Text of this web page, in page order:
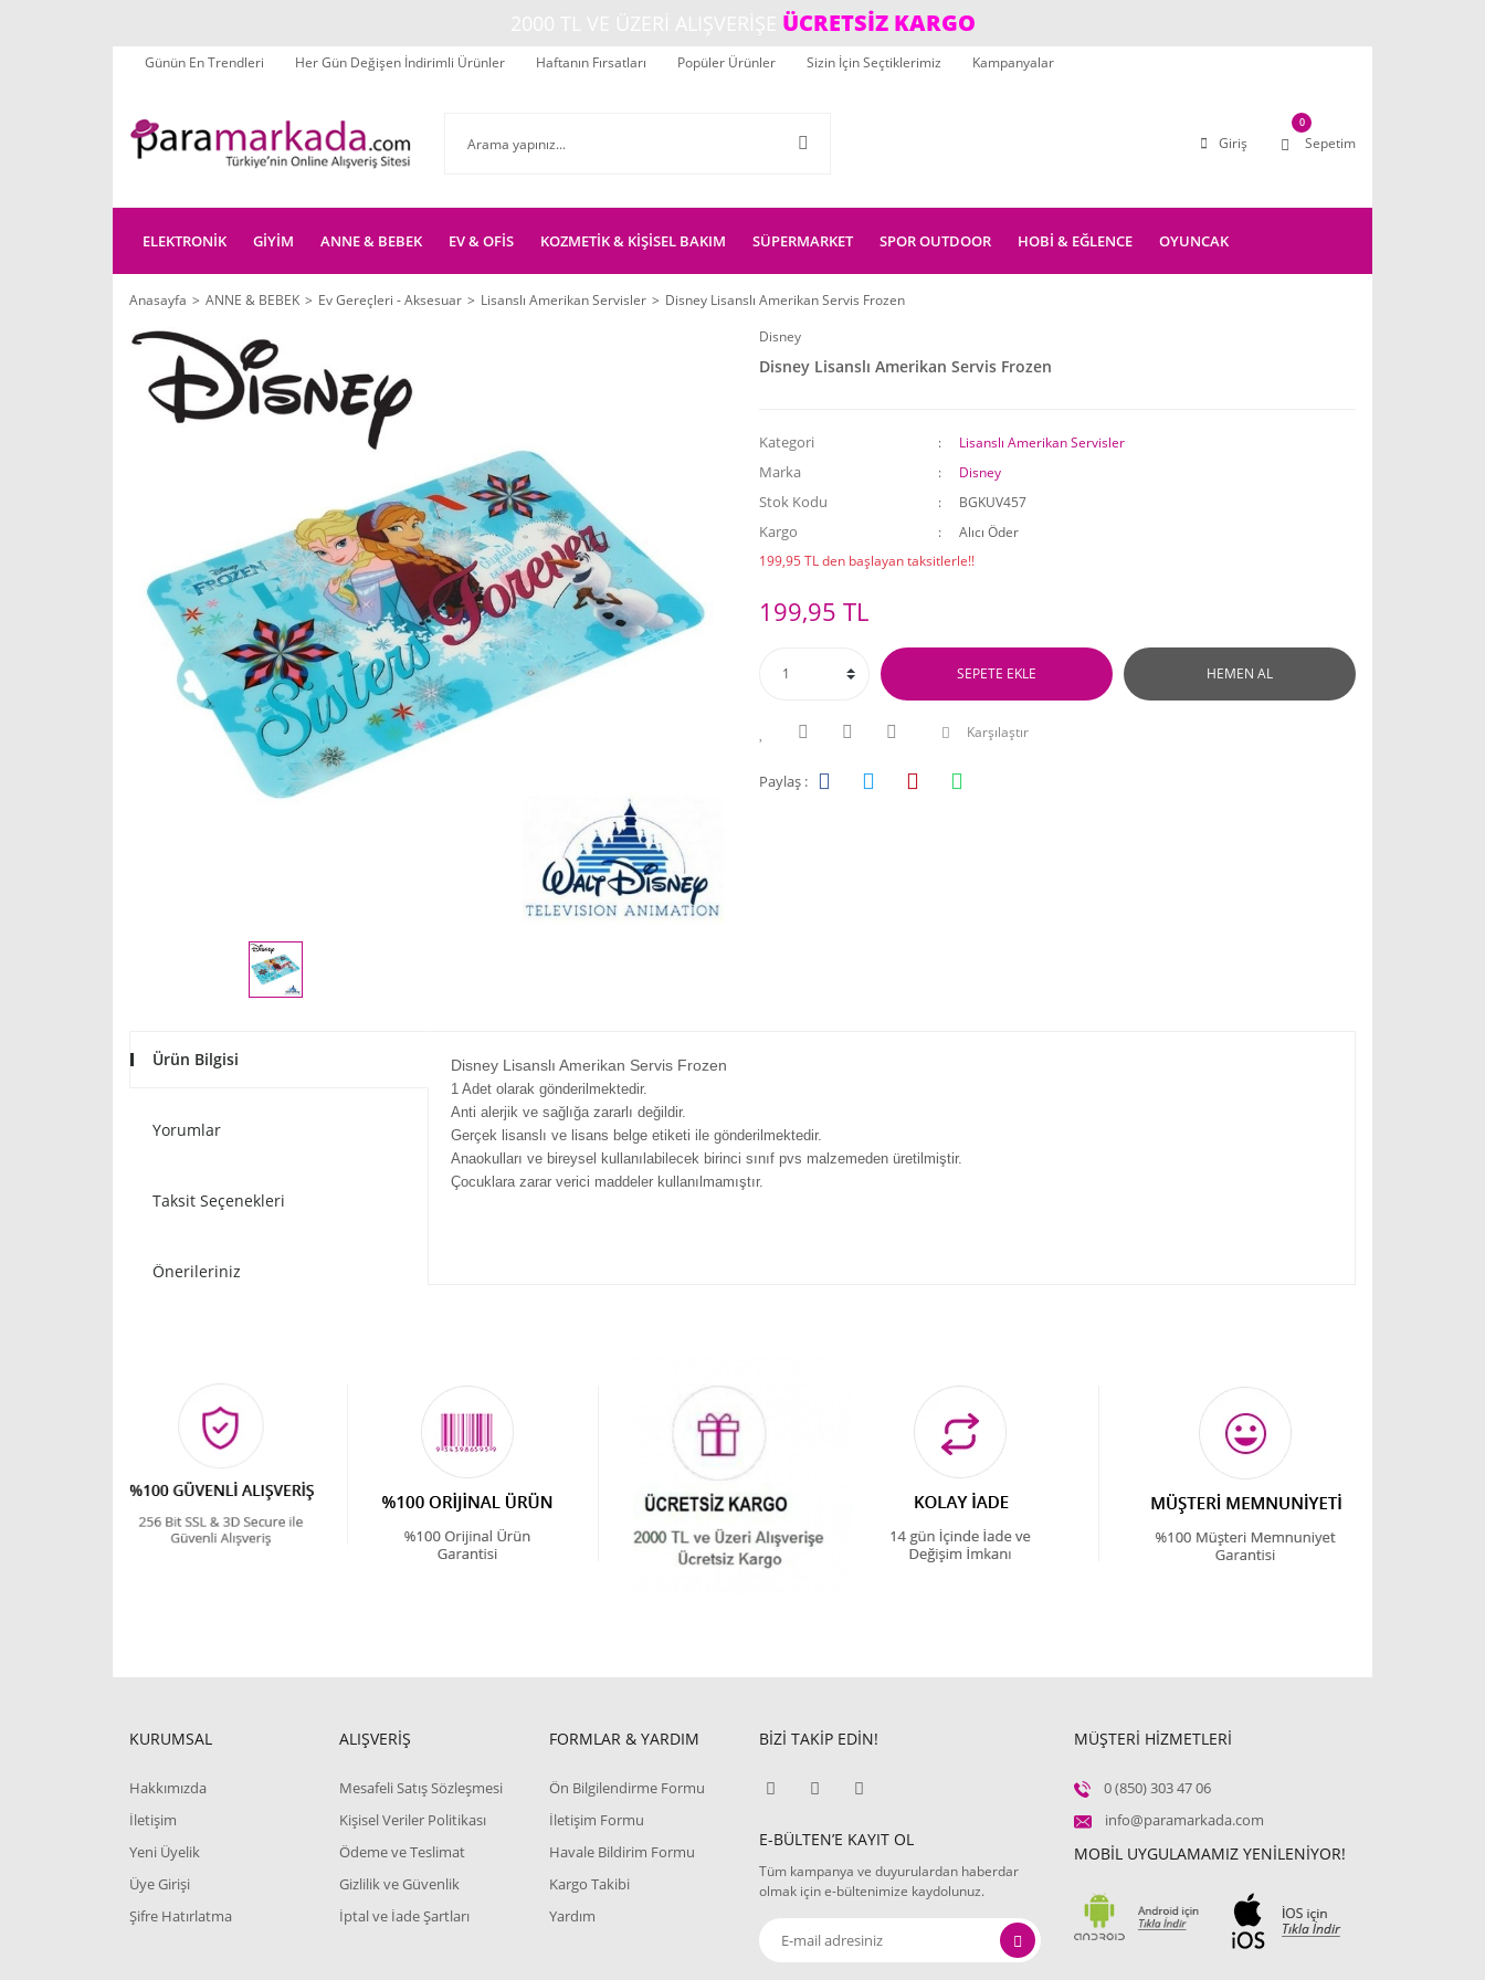
ÜCRETSİZ KARGO
Günün En Trendleri Her Gün Değişen İndirimli Ürünler Haftanın Fırsatları Popüler Ürünler Sizin İçin Seçtiklerimiz Kampanyalar
Giriş Sepetim
0
ELEKTRONİK GİYİM ANNE & BEBEK EV & OFİS KOZMETİK & KİŞİSEL BAKIM SÜPERMARKET SPOR OUTDOOR HOBİ & EĞLENCE OYUNCAK
Anasayfa ANNE & BEBEK Ev Gereçleri - Aksesuar Lisanslı Amerikan Servisler
Disney Lisanslı Amerikan Servis Frozen
Disney
Disney Lisanslı Amerikan Servis Frozen
Kategori Lisanslı Amerikan Servisler
Marka Disney
Stok Kodu BGKUV457
Kargo
Alıcı Öder
199,95 TL den başlayan taksitlerle!!
199,95 TL
SEPETE EKLE HEMEN AL
Karşılaştır
Paylaş :
Ürün Bilgisi
Yorumlar
Taksit Seçenekleri
Önerileriniz
Disney Lisanslı Amerikan Servis Frozen
1 Adet olarak gönderilmektedir.
Anti alerjik ve sağlığa zararlı değildir.
Gerçek lisanslı ve lisans belge etiketi ile gönderilmektedir.
Anaokulları ve bireysel kullanılabilecek birinci sınıf pvs malzemeden üretilmiştir.
Çocuklara zarar verici maddeler kullanılmamıştır.
KURUMSAL
Hakkımızda
İletişim
Yeni Üyelik
Üye Girişi
Şifre Hatırlatma
ALIŞVERİŞ
Mesafeli Satış Sözleşmesi
Kişisel Veriler Politikası
Ödeme ve Teslimat
Gizlilik ve Güvenlik
İptal ve İade Şartları
FORMLAR & YARDIM
Ön Bilgilendirme Formu
İletişim Formu
Havale Bildirim Formu
Kargo Takibi
Yardım
BİZİ TAKİP EDİN!
E-BÜLTEN’E KAYIT OL
Tüm kampanya ve duyurulardan haberdar
olmak için e-bültenimize kaydolunuz.
MÜŞTERİ HİZMETLERİ
0 (850) 303 47 06
info@paramarkada.com
MOBİL UYGULAMAMIZ YENİLENİYOR!